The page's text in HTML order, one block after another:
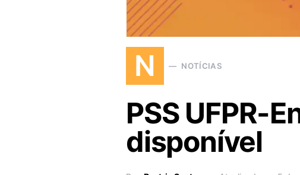
N NOTÍCIAS
PSS UFPR-
disponível